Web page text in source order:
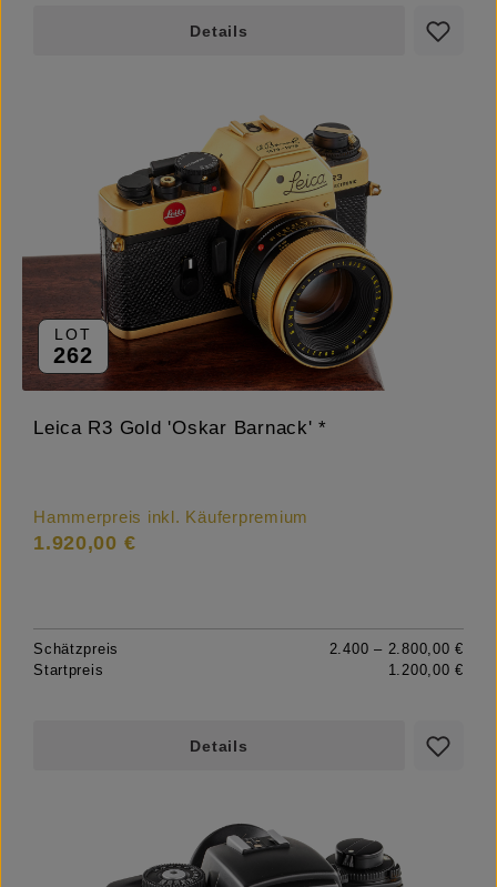
Details
LOT
262
Leica R3 Gold 'Oskar Barnack' *
Hammerpreis inkl. Käuferpremium
1.920,00 €
Schätzpreis
2.400 – 2.800,00 €
Startpreis
1.200,00 €
Details